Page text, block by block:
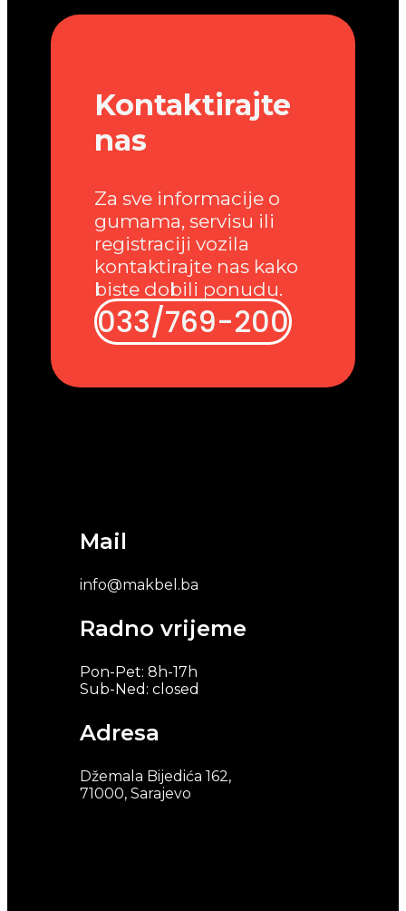
Mail
info@makbel.ba
Radno vrijeme
Pon-Pet: 8h-17h
Sub-Ned: closed
Adresa
Džemala Bijedića 162,
71000, Sarajevo
Kontaktirajte
nas
Za sve informacije o
gumama, servisu ili
registraciji vozila
kontaktirajte nas kako
biste dobili ponudu.
033/769-200